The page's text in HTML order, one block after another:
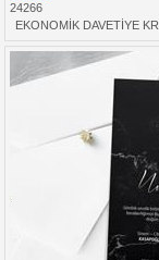
24266
EKONOMİK DAVETİYE